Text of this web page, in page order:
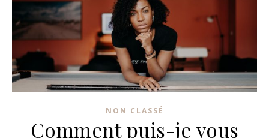
NON CLASSÉ
Comment puis-je vous